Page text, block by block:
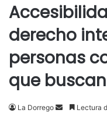
derecho
personas
que
La Dorrego
SendLectura